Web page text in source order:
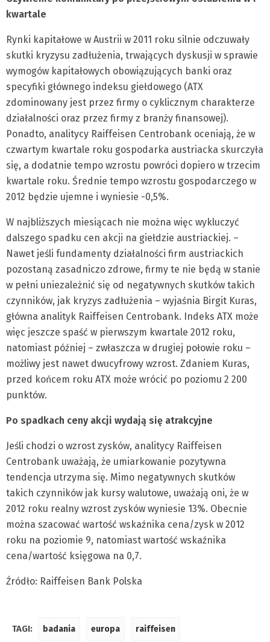
kwartale
Rynki kapitałowe w Austrii w 2011 roku silnie odczuwały
skutki kryzysu zadłużenia, trwających dyskusji w sprawie
wymogów kapitałowych obowiązujących banki oraz
specyfiki głównego indeksu giełdowego (ATX
zdominowany jest przez firmy o cyklicznym charakterze
działalności oraz przez firmy z branży finansowej).
Ponadto, analitycy Raiffeisen Centrobank oceniają, że w
czwartym kwartale roku gospodarka austriacka skurczyła
się, a dodatnie tempo wzrostu powróci dopiero w trzecim
kwartale roku. Średnie tempo wzrostu gospodarczego w
2012 będzie ujemne i wyniesie -0,5%.
W najbliższych miesiącach nie można więc wykluczyć
dalszego spadku cen akcji na giełdzie austriackiej. –
Nawet jeśli fundamenty działalności firm austriackich
pozostaną zasadniczo zdrowe, firmy te nie będą w stanie
w pełni uniezależnić się od negatywnych skutków takich
czynników, jak kryzys zadłużenia – wyjaśnia Birgit Kuras,
główna analityk Raiffeisen Centrobank. Indeks ATX może
więc jeszcze spaść w pierwszym kwartale 2012 roku,
natomiast później – zwłaszcza w drugiej połowie roku –
możliwy jest nawet dwucyfrowy wzrost. Zdaniem Kuras,
przed końcem roku ATX może wrócić po poziomu 2 200
punktów.
Po spadkach ceny akcji wydają się atrakcyjne
Jeśli chodzi o wzrost zysków, analitycy Raiffeisen
Centrobank uważają, że umiarkowanie pozytywna
tendencja utrzyma się. Mimo negatywnych skutków
takich czynników jak kursy walutowe, uważają oni, że w
2012 roku realny wzrost zysków wyniesie 13%. Obecnie
można szacować wartość wskaźnika cena/zysk w 2012
roku na poziomie 9, natomiast wartość wskaźnika
cena/wartość księgowa na 0,7.
Źródło: Raiffeisen Bank Polska
TAGI: badania europa raiffeisen